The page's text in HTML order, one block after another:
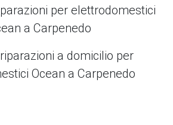
per elettrodomestici
a Carpenedo
a domicilio per
Ocean a Carpenedo